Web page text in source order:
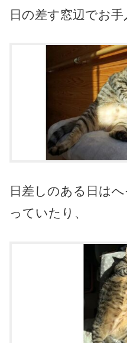
日の差す窓辺でお手
日差しのある日は
っていたり、